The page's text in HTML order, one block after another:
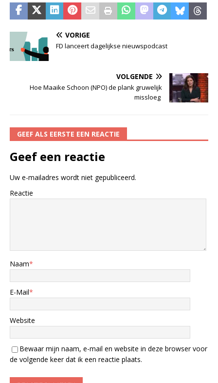
VORIGE
FD lanceert dagelijkse nieuwspodcast
VOLGENDE
Hoe Maaike Schoon (NPO) de plank gruwelijk
missloeg
GEEF ALS EERSTE EEN REACTIE
Geef een reactie
Uw e-mailadres wordt niet gepubliceerd.
Reactie
Naam*
E-Mail*
Website
Bewaar mijn naam, e-mail en website in deze browser voor
de volgende keer dat ik een reactie plaats.